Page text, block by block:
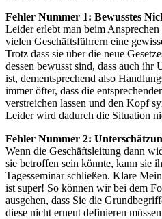
Fehler Nummer 1: Bewusstes
Leider erlebt man beim
vielen Geschäftsführern eine
Trotz dass sie über die neue
dessen bewusst sind, dass auch ihr
ist, dementsprechend also
immer öfter, dass die
verstreichen lassen und den Kopf
Leider wird dadurch die Situation
Fehler Nummer 2:
Wenn die Geschäftsleitung dann
sie betroffen sein könnte, kann sie
Tagesseminar schließen. Klare
ist super! So können wir bei dem
ausgehen, dass Sie die
diese nicht erneut definieren